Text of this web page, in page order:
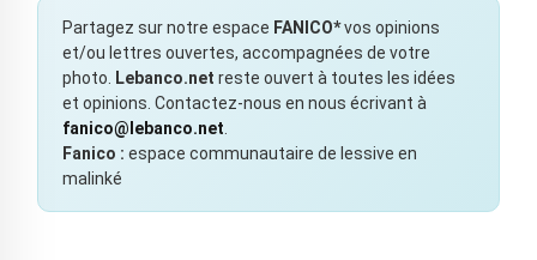
Partagez sur notre espace FANICO*vos opinions
et/ou lettres ouvertes, accompagnées de votre
photo.
Lebanco.net reste ouvert à toutes les idées
et opinions. Contactez-nous en nous écrivant à
fanico@lebanco.net
Fanico : espace communautaire de lessive en
malinké